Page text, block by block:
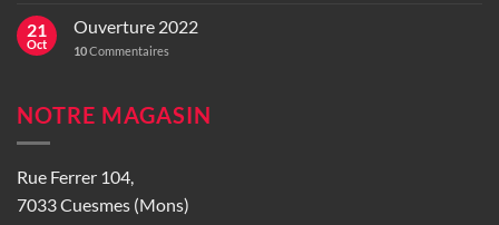
21
Oct
Ouverture 2022
10Commentaires
NOTRE MAGASIN
Rue Ferrer 104,
7033 Cuesmes (Mons)